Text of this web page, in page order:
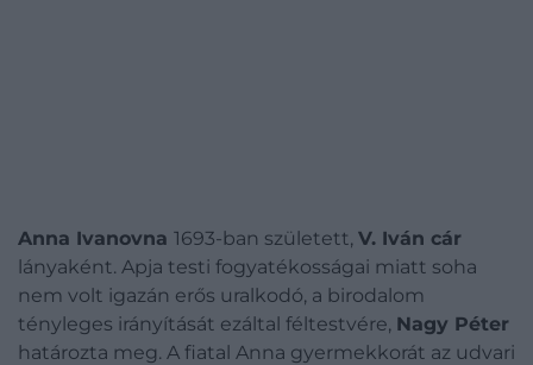
Anna Ivanovna 1693-ban született, V. Iván cár
lányaként. Apja testi fogyatékosságai miatt soha
nem volt igazán erős uralkodó, a birodalom
tényleges irányítását ezáltal féltestvére, Nagy Péter
határozta meg. A fiatal Anna gyermekkorát az udvari